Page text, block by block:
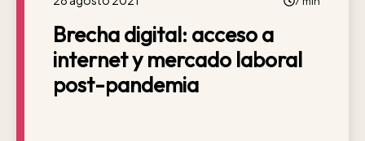
Brecha digital: acceso a
internet y mercado laboral
post-pandemia